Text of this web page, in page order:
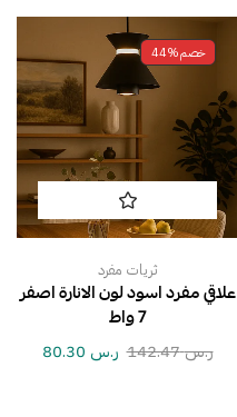
خصم44%
ثريات مفرد
علاقي مفرد اسود لون الانارة اصفر
7 واط
ر.س142.47 ر.س